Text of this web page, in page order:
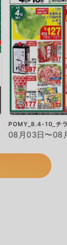
POMY_8.4-10_チ
08月03日〜08